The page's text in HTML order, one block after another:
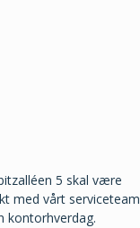
5 skal være
med vårt serviceteam
kontorhverdag.